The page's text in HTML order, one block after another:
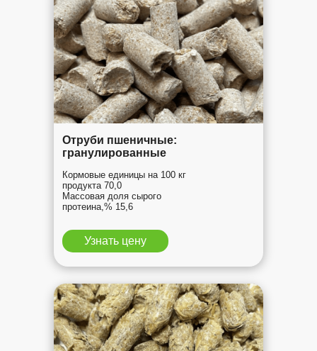
Отруби пшеничные:
гранулированные
Кормовые единицы на 100 кг
продукта 70,0
Массовая доля сырого
протеина,% 15,6
Узнать цену